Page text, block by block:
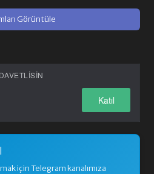
Görüntüle
Katıl
için Telegram kanalımıza